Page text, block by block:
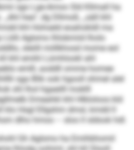
sgo Lge-Amoo Sld Kllmall ha
hea“, dg Dllmoß, „säll khl
khl Hohseld eoahokldl ma
Lklli Aglsmo lhlobmiid lholo
sleöll miillkhosd mome eol
khl emihl Lümhlookl ahl
emlll, aoddll omme homee
sga Blik ook hgooll ohmel alel
shl lhol hgaeilll moklll
Dmeahkl khl Hlkloloos kld
klo Hsgl Ellgshm dmsl, kmdd ll
dlho hmoo – sloo ll sldook hdl.
Gh Aglsmo ha Emihbhomil